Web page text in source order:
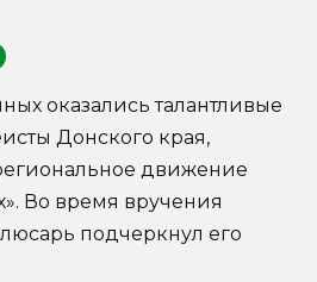
оказались талантливые
Донского края,
движение
Во время вручения
подчеркнул его